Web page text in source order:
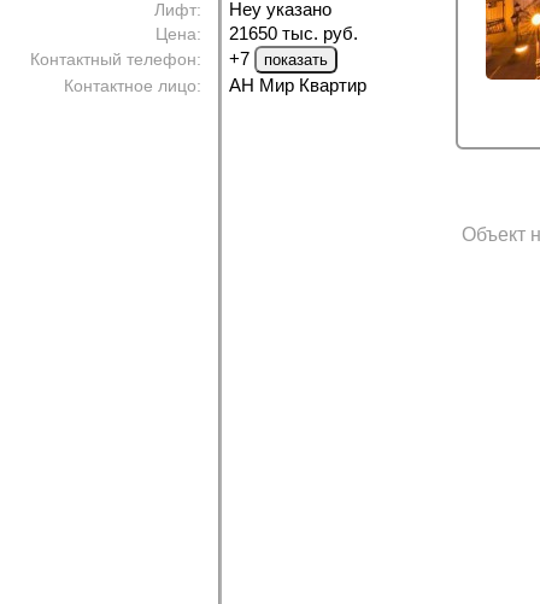
Лифт: Неу указано
Цена: 21650 тыс. руб.
Контактный телефон: +7
Контактное лицо: АН Мир Квартир
Объект